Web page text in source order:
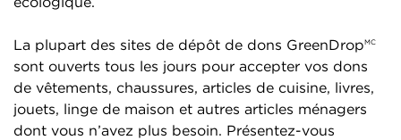
La plupart des sites de dépôt de dons GreenDropMC
sont ouverts tous les jours pour accepter vos dons
de vêtements, chaussures, articles de cuisine, livres,
jouets, linge de maison et autres articles ménagers
dont vous n’avez plus besoin. Présentez-vous